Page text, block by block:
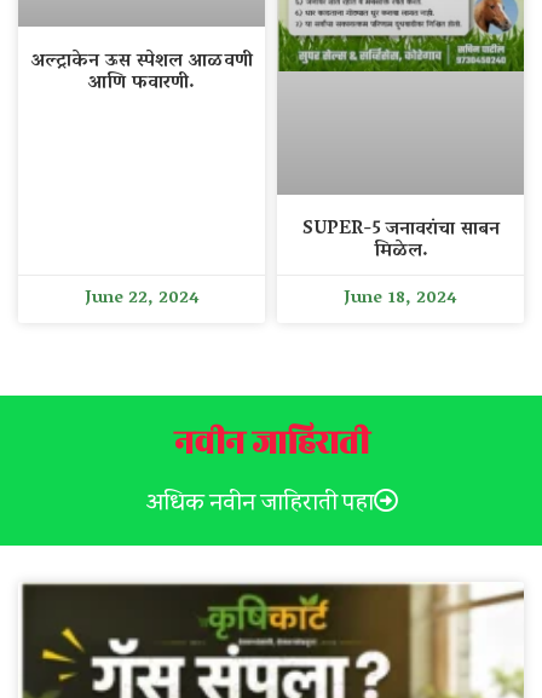
अल्ट्राकेन ऊस स्पेशल आळवणी
आणि फवारणी.
June 22, 2024
SUPER-5 जनावरांचा साबन
मिळेल.
June 18, 2024
नवीन जाहिराती
अधिक नवीन जाहिराती पहा